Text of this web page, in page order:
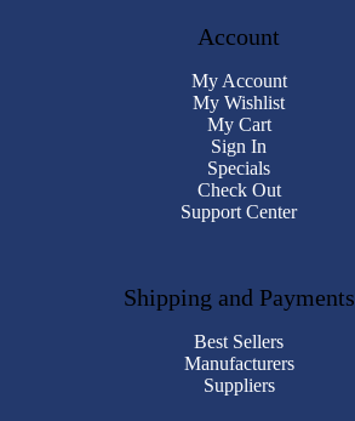
Account
My Account
My Wishlist
My Cart
Sign In
Specials
Check Out
Support Center
Shipping and Payments
Best Sellers
Manufacturers
Suppliers